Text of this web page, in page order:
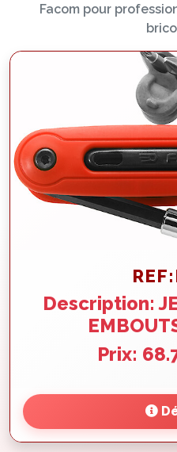
Facom pour
Description:
Prix: